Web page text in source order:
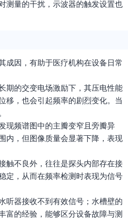
测量的干扰，示波器的触发设置也
成因，有助于医疗机构在设备日常
期的交变电场激励下，其压电性能
移，也会引起频率的剧烈变化。当
现频谱图中的主瓣变窄且旁瓣异
内，但图像质量会显著下降，表现
触不良外，往往是探头内部存在接
定，从而在频率检测时表现为信号
听器接收不到有效信号；水槽壁的
富的经验，能够区分设备故障与测